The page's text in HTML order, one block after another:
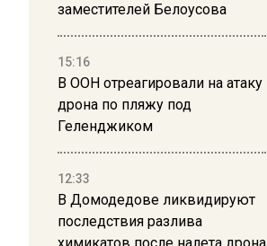
заместителей Белоусова
15:16
В ООН отреагировали на атаку
дрона по пляжу под
Геленджиком
12:33
В Домодедове ликвидируют
последствия разлива